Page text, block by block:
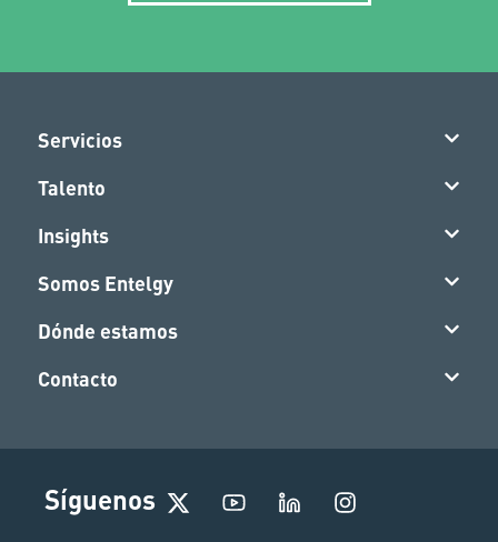
Servicios
Talento
Insights
Somos Entelgy
Dónde estamos
Contacto
Síguenos
I
n